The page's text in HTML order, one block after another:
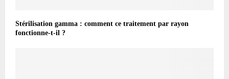
Stérilisation gamma : comment ce traitement par rayon
fonctionne-t-il ?